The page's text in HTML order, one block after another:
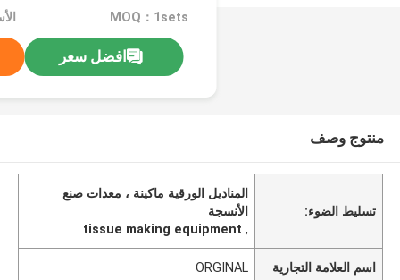
MOQ：1sets
افضل سعر
منتوج وصف
تسليط الضوء:
المناديل الورقية ماكينة ، معدات صنع
الأنسجة
,
tissue making equipment
اسم العلامة التجارية ORGINAL